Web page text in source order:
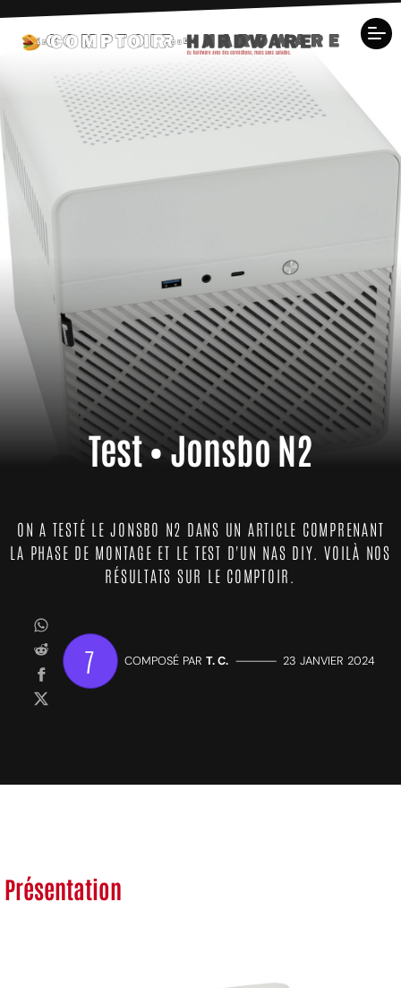
Test • Jonsbo N2
ON A TESTÉ LE JONSBO N2 DANS UN ARTICLE COMPRENANT
LA PHASE DE MONTAGE ET LE TEST D'UN NAS DIY. VOILÀ NOS
RÉSULTATS SUR LE COMPTOIR.
7 COMPOSÉ PAR T. C. ————— 23 JANVIER 2024
Présentation